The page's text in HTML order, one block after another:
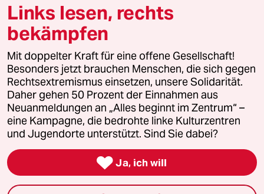
© 2026 taz Verlags und Vertriebs GmbH
Alle Rechte vorbehalten. Bei rechtlichen Fragen oder für Genehmigungen
wenden Sie sich bitte an
lizenzen@taz.de
Feedback Redaktionsstatut Kommune-Richtlinien
Leitlinie Informant Datenschutz Impressum AGB
Seitenwende Einwilligungen widerrufen (Ads)
Links lesen, rechts
bekämpfen
Mit doppelter Kraft für eine offene Gesellschaft!
Besonders jetzt brauchen Menschen, die sich gegen
Rechtsextremismus einsetzen, unsere Solidarität.
Daher gehen 50 Prozent der Einnahmen aus
Neuanmeldungen an „Alles beginnt im Zentrum“ –
eine Kampagne, die bedrohte linke Kulturzentren
und Jugendorte unterstützt. Sind Sie dabei?
 Ja, ich will